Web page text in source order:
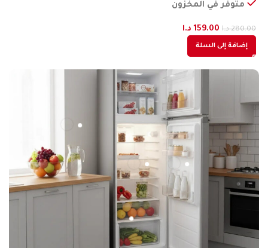
متوفر في المخزون
280.00 د.ا 159.00 د.ا
إضافة إلى السلة